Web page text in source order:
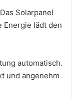
Solarpanel
Energie lädt den
automatisch.
und angenehm